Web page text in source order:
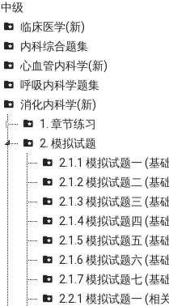
中级
临床医学(新)
内科综合题集
心血管内科学(新)
呼吸内科学题集
消化内科学(新)
1. 章节练习
2. 模拟试题
2.1.1 模拟试题一 (基
2.1.2 模拟试题二 (基
2.1.3 模拟试题三 (基
2.1.4 模拟试题四 (基
2.1.5 模拟试题五 (基
2.1.6 模拟试题六 (基
2.1.7 模拟试题七 (基
2.2.1 模拟试题一 (相